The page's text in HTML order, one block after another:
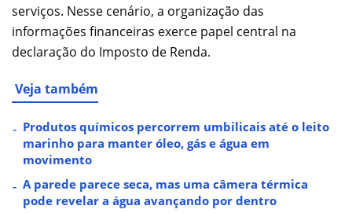
serviços. Nesse cenário, a organização das
informações financeiras exerce papel central na
declaração do Imposto de Renda.
Veja também
Produtos químicos percorrem umbilicais até o leito
marinho para manter óleo, gás e água em
movimento
A parede parece seca, mas uma câmera térmica
pode revelar a água avançando por dentro